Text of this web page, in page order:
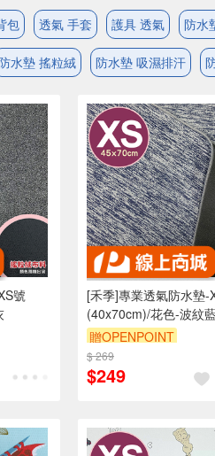
包 透氣 手套 護具 透氣 防水
水墊 搖粒絨 防水墊 吸濕排汗
號
元
範圍
[禾季]專業透氣防水墊-
(40x70cm)/花色-波紋
贈OPENPOINT
訂單滿 2000 元折抵
（運費不算在 2000
$ 269
$249